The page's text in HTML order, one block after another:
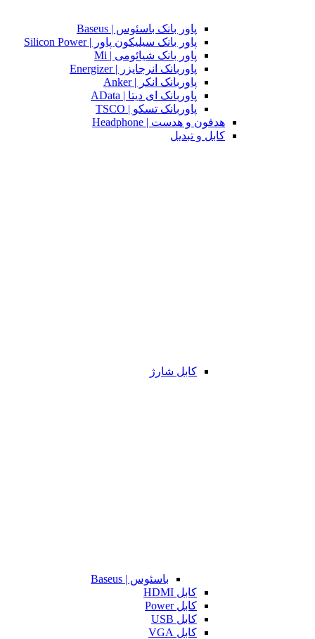
پاور بانک باسئوس | Baseus
پاور بانک سیلیکون پاور | Silicon Power
پاور بانک شیائومی | Mi
پاوربانک انرجایزر | Energizer
پاوربانک انکر | Anker
پاوربانک ای دیتا | AData
پاوربانک تسکو | TSCO
هدفون و هدست | Headphone
کابل و تبدیل
کابل شارژ
باسئوس | Baseus
کابل HDMI
کابل Power
کابل USB
کابل VGA